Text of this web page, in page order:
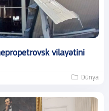
vilayətini
Dünya